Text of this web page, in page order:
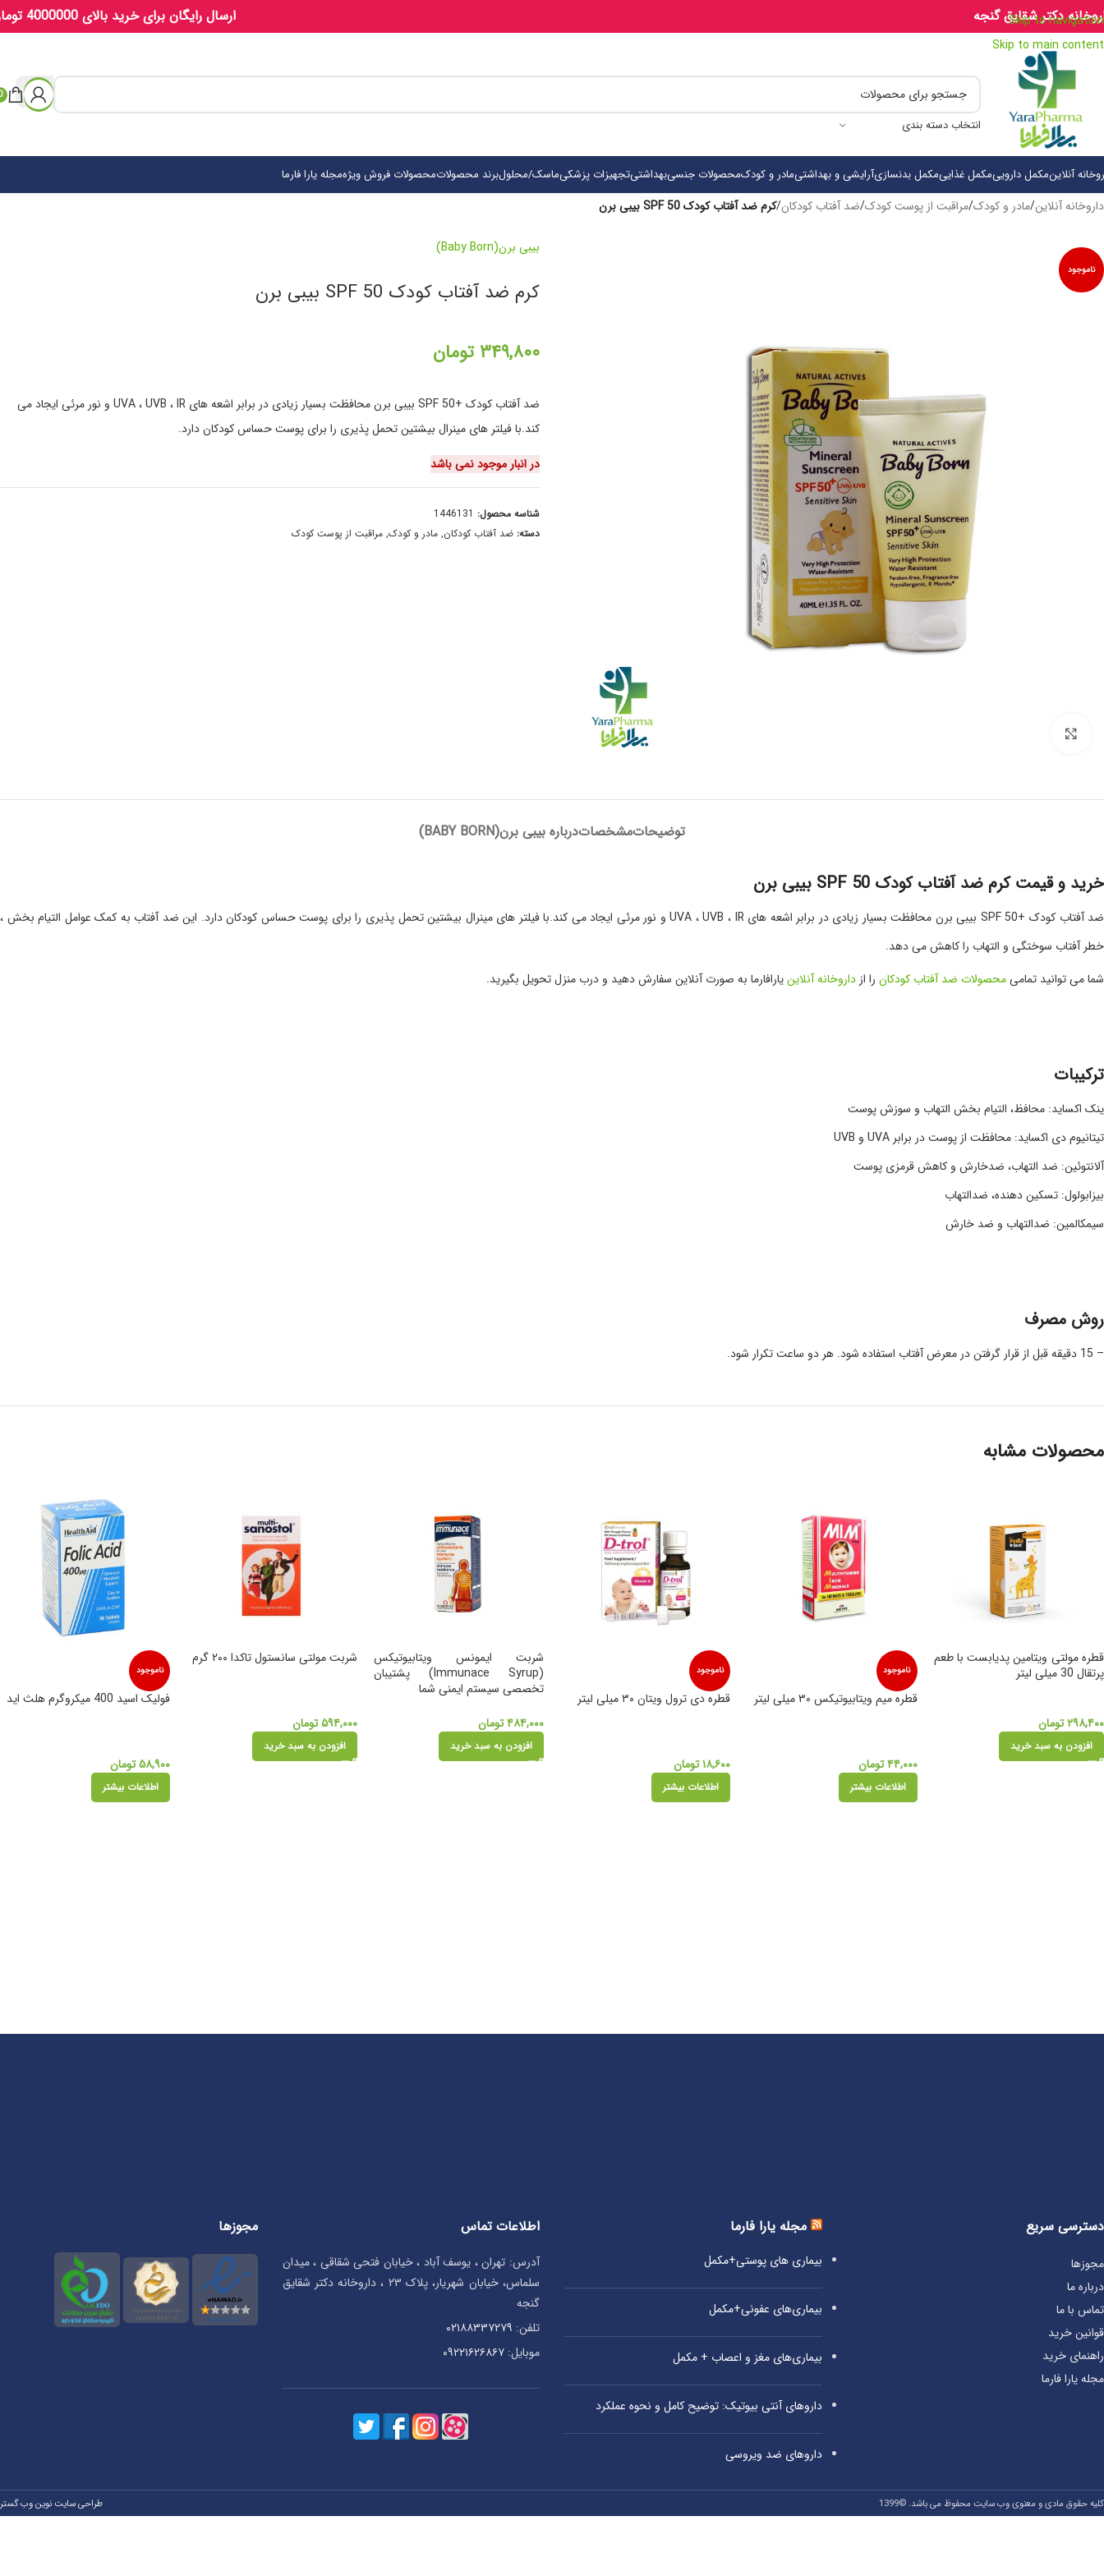
Skip to navigation
Skip to main content
دکتر شقایق گنجه ارسال رایگان برای خرید بالای 4000000 تومان
انتخاب دسته بندی
آنلاینمکمل داروییمکمل غذاییمکمل بدنسازیآرایشی و بهداشتیمادر و کودکمحصولات جنسیبهداشتیتجهیزات پزشکیماسک/محلولبرند محصولاتمحصولات فروش ویژهمجله یارا فارما
داروخانه آنلاین/مادر و کودک/مراقبت از پوست کودک/ضد آفتاب کودکان/کرم ضد آفتاب کودک SPF 50 بیبی برن
ناموجود
بیبی برن(Baby Born)
کرم ضد آفتاب کودک SPF 50 بیبی برن
۳۴۹,۸۰۰ تومان
ضد آفتاب کودک +SPF 50 بیبی برن محافظت بسیار زیادی در برابر اشعه های UVA ، UVB ، IR و نور مرئی ایجاد می
کند.با فیلتر های مینرال بیشتین تحمل پذیری را برای پوست حساس کودکان دارد.
در انبار موجود نمی باشد
شناسه محصول: 1446131
دسته: ضد آفتاب کودکان, مادر و کودک, مراقبت از پوست کودک
توضیحاتمشخصاتدرباره بیبی برن(BABY BORN)
خرید و قیمت کرم ضد آفتاب کودک SPF 50 بیبی برن
ضد آفتاب کودک +SPF 50 بیبی برن محافظت بسیار زیادی در برابر اشعه های UVA ، UVB ، IR و نور مرئی ایجاد می کند.با فیلتر های مینرال بیشتین تحمل پذیری را برای پوست حساس کودکان دارد. این ضد آفتاب به کمک عوامل التیام بخش ،
خطر آفتاب سوختگی و التهاب را کاهش می دهد.
شما می توانید تمامیمحصولات ضد آفتاب کودکان را از داروخانه آنلاینیارافارما به صورت آنلاین سفارش دهید و درب منزل تحویل بگیرید.
ترکیبات
ینک اکساید: محافظ، التیام بخش التهاب و سوزش پوست
تیتانیوم دی اکساید: محافظت از پوست در برابر UVA و UVB
آلانتوئین: ضد التهاب، ضدخارش و کاهش قرمزی پوست
بیزابولول: تسکین دهنده، ضدالتهاب
سیمکالمین: ضدالتهاب و ضد خارش
روش مصرف
– 15 دقیقه قبل از قرار گرفتن در معرض آفتاب استفاده شود. هر دو ساعت تکرار شود.
محصولات مشابه
قطره مولتی ویتامین پدیابست با طعم
پرتقال 30 میلی لیتر
۲۹۸,۴۰۰تومان
افزودن به سبد خرید
ناموجود
قطره میم ویتابیوتیکس ۳۰ میلی لیتر
۴۴,۰۰۰تومان
اطلاعات بیشتر
ناموجود
قطره دی ترول ویتان ۳۰ میلی لیتر
۱۸,۶۰۰تومان
اطلاعات بیشتر
شربت ایمونس ویتابیوتیکس
(Immunace Syrup) پشتیبان
تخصصی سیستم ایمنی شما
۴۸۴,۰۰۰تومان
افزودن به سبد خرید
شربت مولتی سانستول تاکدا ۲۰۰ گرم
۵۹۴,۰۰۰تومان
افزودن به سبد خرید
ناموجود
فولیک اسید 400 میکروگرم هلث اید
۵۸,۹۰۰تومان
اطلاعات بیشتر
دسترسی سریع
مجوزها
درباره ما
تماس با ما
قوانین خرید
راهنمای خرید
مجله یارا فارما
مجله یارا فارما
بیماری‌ های پوستی+مکمل
بیماری‌های عفونی+مکمل
بیماری‌های مغز و اعصاب + مکمل
داروهای آنتی‌ بیوتیک: توضیح کامل و نحوه عملکرد
داروهای ضد ویروسی
اطلاعات تماس
آدرس: تهران ، یوسف آباد ، خیابان فتحی شقاقی ، میدان
سلماس، خیابان شهریار، پلاک ۲۳ ، داروخانه دکتر شقایق
گنجه
تلفن: ۰۲۱۸۸۳۳۷۲۷۹
موبایل: ۰۹۲۲۱۶۲۶۸۶۷
مجوزها
کلیه حقوق مادی و معنوی وب سایت محفوظ می باشد. ©1399 طراحی سایت نوین وب گستر